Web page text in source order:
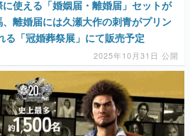
に使える「婚姻届・離婚届」セットが
離婚届には久瀬大作の刺青がプリン
る「冠婚葬祭展」にて販売予定
2025年10月31日 公開